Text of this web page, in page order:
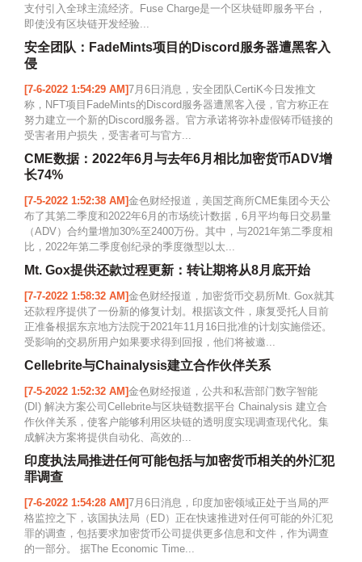
支付引入全球主流经济。Fuse Charge是一个区块链即服务平台，
即使没有区块链开发经验...
安全团队：FadeMints项目的Discord服务器遭黑客入
侵
[7-6-2022 1:54:29 AM]7月6日消息，安全团队CertiK今日发推文
称，NFT项目FadeMints的Discord服务器遭黑客入侵，官方称正在
努力建立一个新的Discord服务器。官方承诺将弥补虚假铸币链接的
受害者用户损失，受害者可与官方...
CME数据：2022年6月与去年6月相比加密货币ADV增
长74%
[7-5-2022 1:52:38 AM]金色财经报道，美国芝商所CME集团今天公
布了其第二季度和2022年6月的市场统计数据，6月平均每日交易量
（ADV）合约量增加30%至2400万份。其中，与2021年第二季度相
比，2022年第二季度创纪录的季度微型以太...
Mt. Gox提供还款过程更新：转让期将从8月底开始
[7-7-2022 1:58:32 AM]金色财经报道，加密货币交易所Mt. Gox就其
还款程序提供了一份新的修复计划。根据该文件，康复受托人目前
正准备根据东京地方法院于2021年11月16日批准的计划实施偿还。
受影响的交易所用户如果要求得到回报，他们将被邀...
Cellebrite与Chainalysis建立合作伙伴关系
[7-5-2022 1:52:32 AM]金色财经报道，公共和私营部门数字智能
(DI) 解决方案公司Cellebrite与区块链数据平台 Chainalysis 建立合
作伙伴关系，使客户能够利用区块链的透明度实现调查现代化。集
成解决方案将提供自动化、高效的...
印度执法局推进任何可能包括与加密货币相关的外汇犯
罪调查
[7-6-2022 1:54:28 AM]7月6日消息，印度加密领域正处于当局的严
格监控之下，该国执法局（ED）正在快速推进对任何可能的外汇犯
罪的调查，包括要求加密货币公司提供更多信息和文件，作为调查
的一部分。 据The Economic Time...